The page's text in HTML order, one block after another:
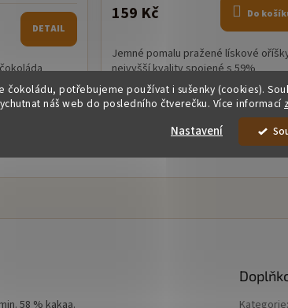
čokoládu, potřebujeme používat i sušenky (cookies).
náš web do posledního čtverečku. Více informací
Nastavení
DETAIL
čokoláda
Single
159 Kč Do
Jemné pomalu pražené lískové
nejvyšší kvality spojené s 59%
čokoládou. Bean to Bar čokoláda
Prémiové lískové oříšky ...